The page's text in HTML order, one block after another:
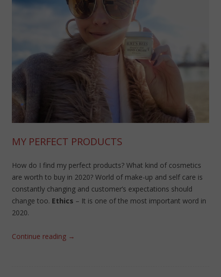
MY PERFECT PRODUCTS
How do I find my perfect products? What kind of cosmetics
are worth to buy in 2020? World of make-up and self care is
constantly changing and customer’s expectations should
change too. Ethics – It is one of the most important word in
2020.
Continue reading →